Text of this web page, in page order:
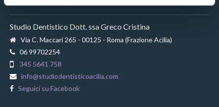
Studio Dentistico Dott. ssa Greco Cristina
Via C. Maccari 265 - 00125 - Roma (Frazione Acilia)
06 99702254
345 5641 758
info@studiodentisticoacilia.com
Seguici su Facebook